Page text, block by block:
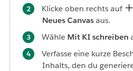
Klicke oben rechts auf
Neues Canvasaus.
Wähle Mit KI schreiben
Verfasse eine kurze
Inhalts, den du